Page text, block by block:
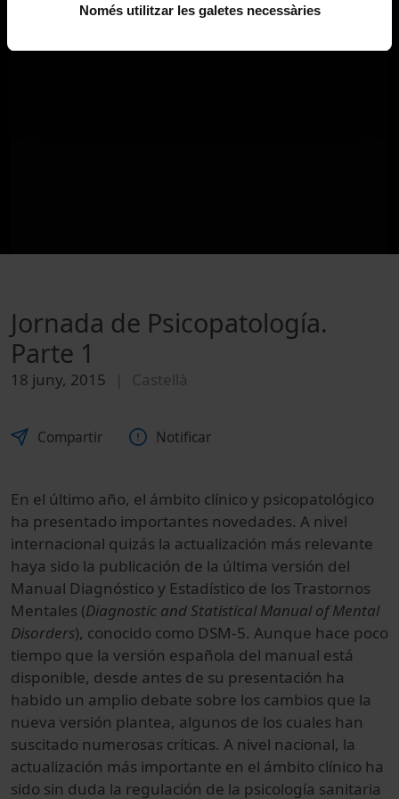
Només utilitzar les galetes necessàries
Jornada de Psicopatología.
Parte 1
18 juny, 2015 Castellà
Compartir Notificar
En el último año, el ámbito clínico y psicopatológico
ha presentado importantes no­vedades. A nivel
internacional quizás la actualización más relevante
haya sido la pu­blicación de la última versión del
Manual Diagnóstico y Estadístico de los Trastornos
Mentales (Diagnostic and Statistical Manual of Mental
Disorders), conocido como DSM-5. Aunque hace poco
tiempo que la versión española del manual está
disponible, desde antes de su presentación ha
habido un amplio debate sobre los cambios que la
nueva versión plantea, algunos de los cuales han
suscitado numerosas críticas. A nivel nacional, la
actualización más importante en el ámbito clínico ha
sido sin duda la regulación de la psicología sanitaria